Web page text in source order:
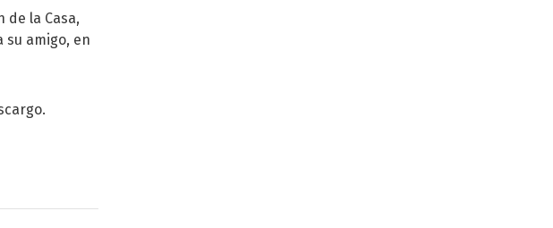
de la Casa,
su amigo, en